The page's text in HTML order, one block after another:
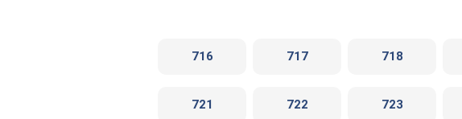
716 717 718
721 722 723